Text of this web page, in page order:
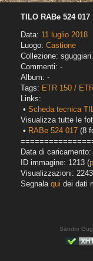
TILO RABe 524 017
Data: 11 luglio 2018
Luogo: Castione
Collezione:
Commenti: -
Album: -
Tags: ETR 150 /
Links:
• Scheda tecnica
Visualizza tutte le
• RABe 524 017 (8
Data di caricamento:
ID immagine: 1213 (
Visualizzazioni: 2243
Segnala qui dei dati
Sandro